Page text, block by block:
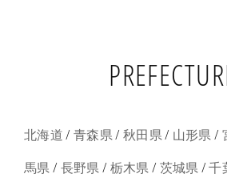
北海道 / 青森県/ 秋田県/ 山形県 /
馬県 / 長野県 / 栃木県 / 茨城県 /千